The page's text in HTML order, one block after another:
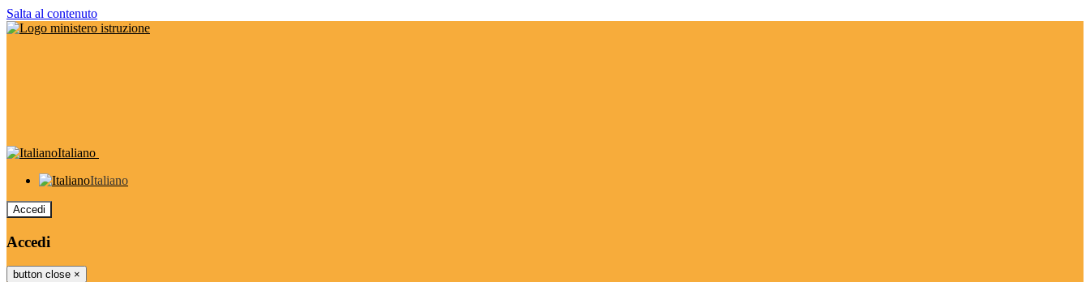
Salta al contenuto
Italiano
Italiano
Accedi
Accedi
button close ×